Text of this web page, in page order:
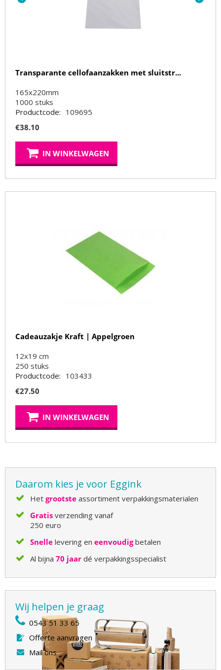
Transparante cellofaanzakken met sluitstr...
165x220mm
1000 stuks
Productcode: 109695
€38.10
IN WINKELWAGEN
Cadeauzakje Kraft | Appelgroen
12x19 cm
250 stuks
Productcode: 103433
€27.50
IN WINKELWAGEN
Daarom kies je voor Eggink
Het grootste assortiment verpakkingsmaterialen
Gratis verzending vanaf
250 euro
Snelle levering en eenvoudigbetalen
Al bijna 70 jaar dé verpakkingsspecialist
Wij helpen je graag
0543 51 33 65
Offerte aanvragen
Mail ons